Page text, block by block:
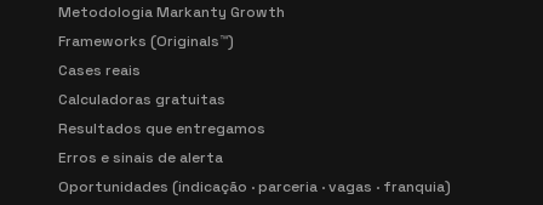
Metodologia Markanty Growth
Frameworks (Originals™)
Cases reais
Calculadoras gratuitas
Resultados que entregamos
Erros e sinais de alerta
Oportunidades (indicação · parceria · vagas · franquia)